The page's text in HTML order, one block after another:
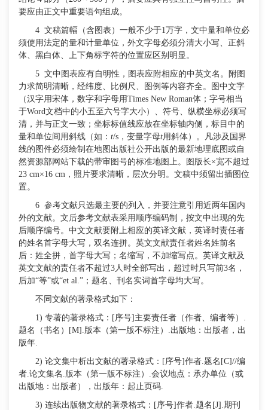
要应由正文中重要语句组成。
4 文稿篇幅（含图表）一般不少于1万字，文中量和单位必
须使用法定的量和计量单位，外文字母必须分清大小写、正斜
体、黑白体、上下角标字符的位置应区别明显。
5 文中图表应有自明性，图表应附相应的中英文名。附图
力求简明清晰，经纬度、比例尺、图例等内容齐全。图中文字
（汉字用宋体，数字和字母用Times New Roman体；字号相当
于Word文档中的小五至六号字大小）、符号、纵横坐标必须写
清，并与正文一致；坐标标值线应放在坐标轴内侧，标目中的
量和单位间用斜线（如： t/s，变量字母t用斜体）。凡涉及国界
线的图件必须绘制在地图出版社公开出版的最新地理底图或自
然资源部网站下载的带审图号的标准地图上。图版长×宽不超过
23 cm×16 cm，照片要求清晰，层次分明。文稿中须留出插图位
置。
6 参考文献只选最主要的列入，并要注意引用近两年国内
外的文献。文后参考文献表采用顺序编码制，按文中出现的先
后顺序编号。中文文献要附上相应的英译文献，英译时责任者
的姓名首字母大写，双名连拼。英文文献责任者姓名姓前名
后：姓全拼，首字母大写；名缩写，不加缩写点。英译文献及
英文文献的责任者不超过3人时全部写出，超过时只写前3名，
后加“等”或“et al.”；题名、刊名实词首字母均大写。
不同文献的著录格式如下：
1) 专著的著录格式：[序号]主要责任者（作者、编者等）.
题名（书名）[M].版本（第一版不标注）.出版地：出版者，出
版年.
2) 论文集中析出文献的著录格式：[序号]作者.题名[C]//编
者.论文集名.版本（第一版不标注）.会议地点：承办单位（或
出版地：出版者），出版年：起止页码.
3) 连续出版物文献的著录格式：[序号]作者.题名[J].期刊